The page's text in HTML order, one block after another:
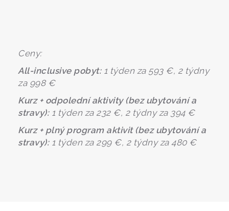
Ceny:
All-inclusive pobyt: 1 týden za 593 €, 2 týdny
za 998 €
Kurz + odpolední aktivity (bez ubytování a
stravy):1 týden za 232 €, 2 týdny za 394 €
Kurz + plný program aktivit (bez ubytování a
stravy):1 týden za 299 €, 2 týdny za 480 €